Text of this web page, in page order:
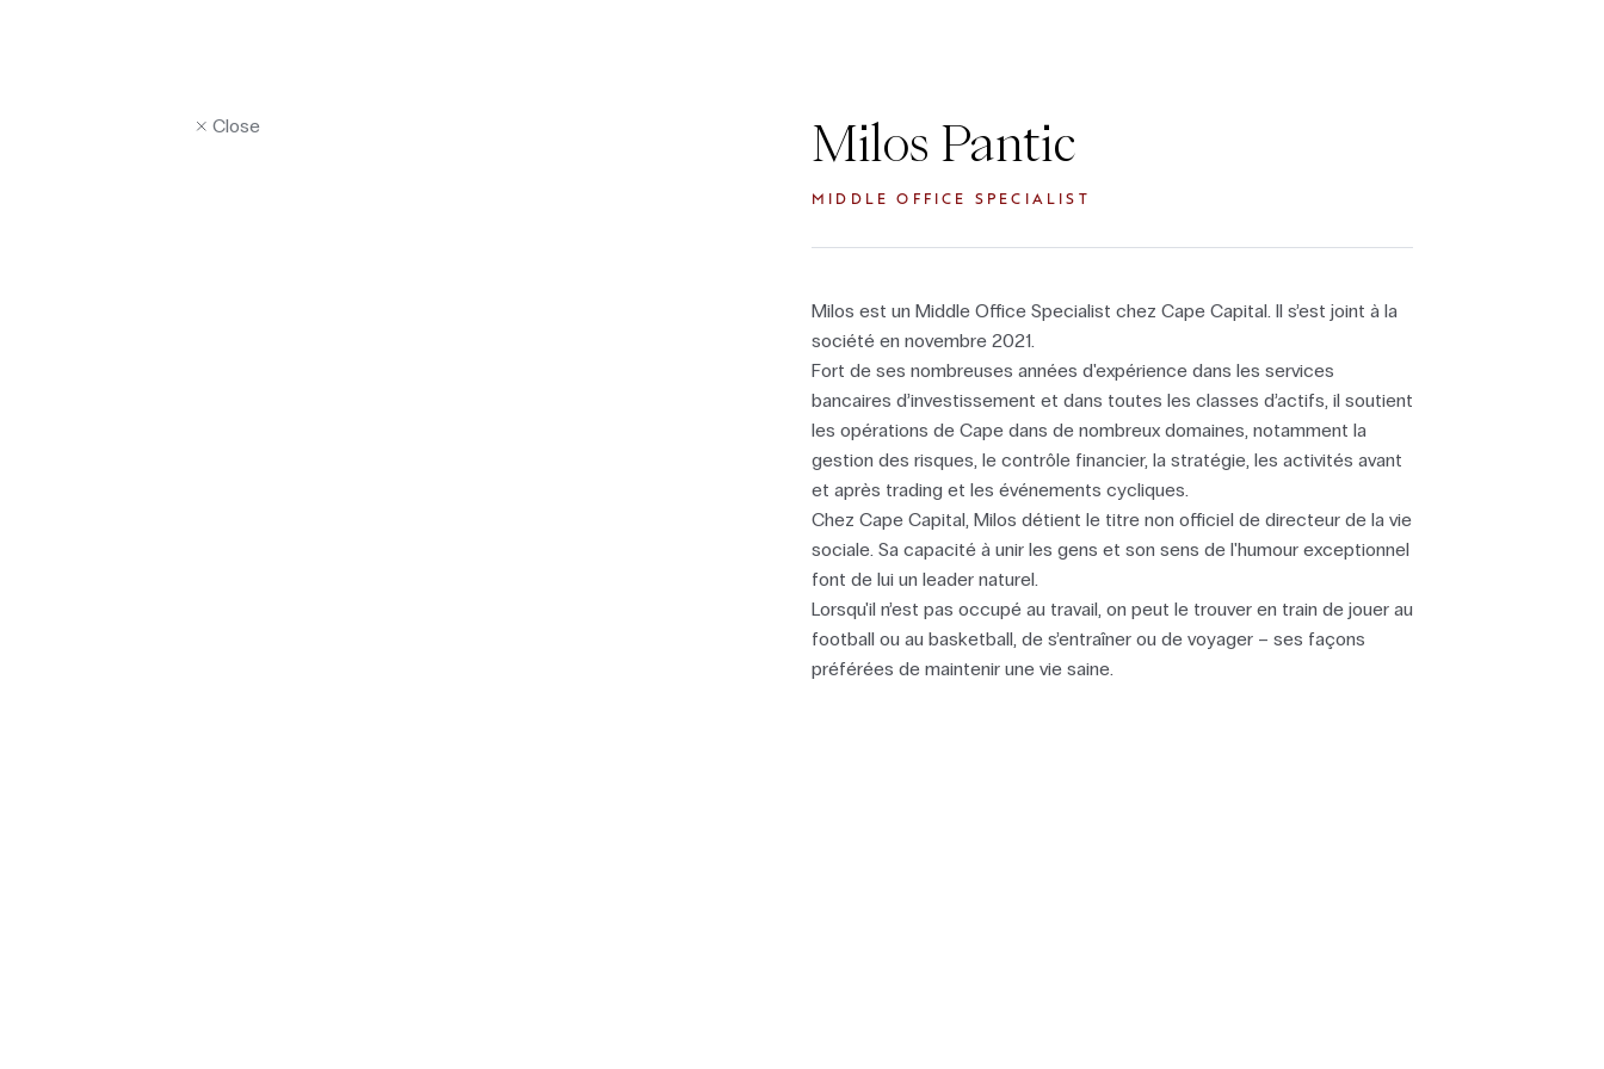
Close Milos Pantic
MIDDLE OFFICE SPECIALIST
Milos est un Middle Office Specialist chez Cape Capital. Il s’est joint à la
société en novembre 2021.
Fort de ses nombreuses années d'expérience dans les services
bancaires d’investissement et dans toutes les classes d’actifs, il soutient
les opérations de Cape dans de nombreux domaines, notamment la
gestion des risques, le contrôle financier, la stratégie, les activités avant
et après trading et les événements cycliques.
Chez Cape Capital, Milos détient le titre non officiel de directeur de la vie
sociale. Sa capacité à unir les gens et son sens de l'humour exceptionnel
font de lui un leader naturel.
Lorsqu'il n’est pas occupé au travail, on peut le trouver en train de jouer au
football ou au basketball, de s’entraîner ou de voyager – ses façons
préférées de maintenir une vie saine.